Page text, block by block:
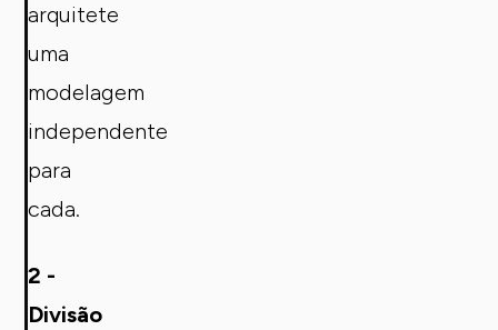
arquitete
uma
modelagem
independente
para
cada.
2 -
Divisão